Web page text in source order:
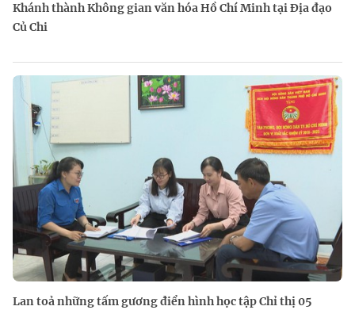
Khánh thành Không gian văn hóa Hồ Chí Minh tại Địa đạo
Củ Chi
Lan toả những tấm gương điển hình học tập Chỉ thị 05